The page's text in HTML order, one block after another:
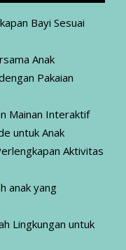
Bayi Sesuai
Anak
Pakaian
Mainan Interaktif
untuk Anak
Aktivitas
anak yang
Lingkungan untuk